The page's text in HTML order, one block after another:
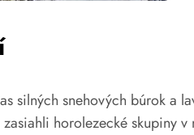
silných snehových búrok a
horolezecké skupiny v